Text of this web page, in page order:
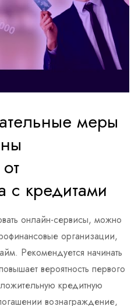
меры
с кредитами
онлайн-сервисы, можно
организации,
Рекомендуется начинать
вероятность первого
кредитную
вознаграждение,